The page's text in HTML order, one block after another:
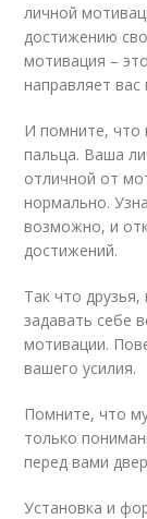
личной
достижению
мотивация –
направляет
И помните, что
пальца. Ваша
отличной от
нормально.
возможно, и
достижений.
Так что
задавать себе
мотивации.
вашего усилия.
Помните, что
только
перед вами
Установка и